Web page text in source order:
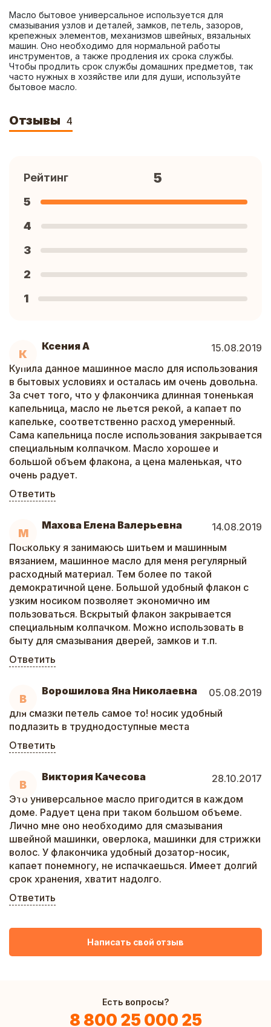
Масло бытовое универсальное используется для
смазывания узлов и деталей, замков, петель, зазоров,
крепежных элементов, механизмов швейных, вязальных
машин. Оно необходимо для нормальной работы
инструментов, а также продления их срока службы.
Чтобы продлить срок службы домашних предметов, так
часто нужных в хозяйстве или для души, используйте
бытовое масло.
Отзывы 4
К
Ксения А
15.08.2019
Купила данное машинное масло для использования
в бытовых условиях и осталась им очень довольна.
За счет того, что у флакончика длинная тоненькая
капельница, масло не льется рекой, а капает по
капельке, соответственно расход умеренный.
Сама капельница после использования закрывается
специальным колпачком. Масло хорошее и
большой объем флакона, а цена маленькая, что
очень радует.
Ответить
М
Махова Елена Валерьевна
14.08.2019
Поскольку я занимаюсь шитьем и машинным
вязанием, машинное масло для меня регулярный
расходный материал. Тем более по такой
демократичной цене. Большой удобный флакон с
узким носиком позволяет экономично им
пользоваться. Вскрытый флакон закрывается
специальным колпачком. Можно использовать в
быту для смазывания дверей, замков и т.п.
Ответить
В
Ворошилова Яна Николаевна
05.08.2019
для смазки петель самое то! носик удобный
подлазить в труднодоступные места
Ответить
В
Виктория Качесова
28.10.2017
Это универсальное масло пригодится в каждом
доме. Радует цена при таком большом объеме.
Лично мне оно необходимо для смазывания
швейной машинки, оверлока, машинки для стрижки
волос. У флакончика удобный дозатор-носик,
капает понемногу, не испачкаешься. Имеет долгий
срок хранения, хватит надолго.
Ответить
Рейтинг 5
5
4
3
2
1
Написать свой отзыв
Есть вопросы?
8 800 25 000 25